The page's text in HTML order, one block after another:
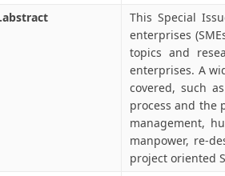
This Special
enterprises
topics and
enterprises. A
covered, such
process and the
management,
manpower, re-
project oriented